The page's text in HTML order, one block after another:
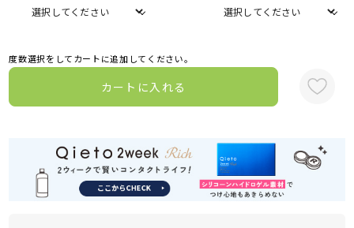
度数選択をしてカートに追加してください。
カートに入れる